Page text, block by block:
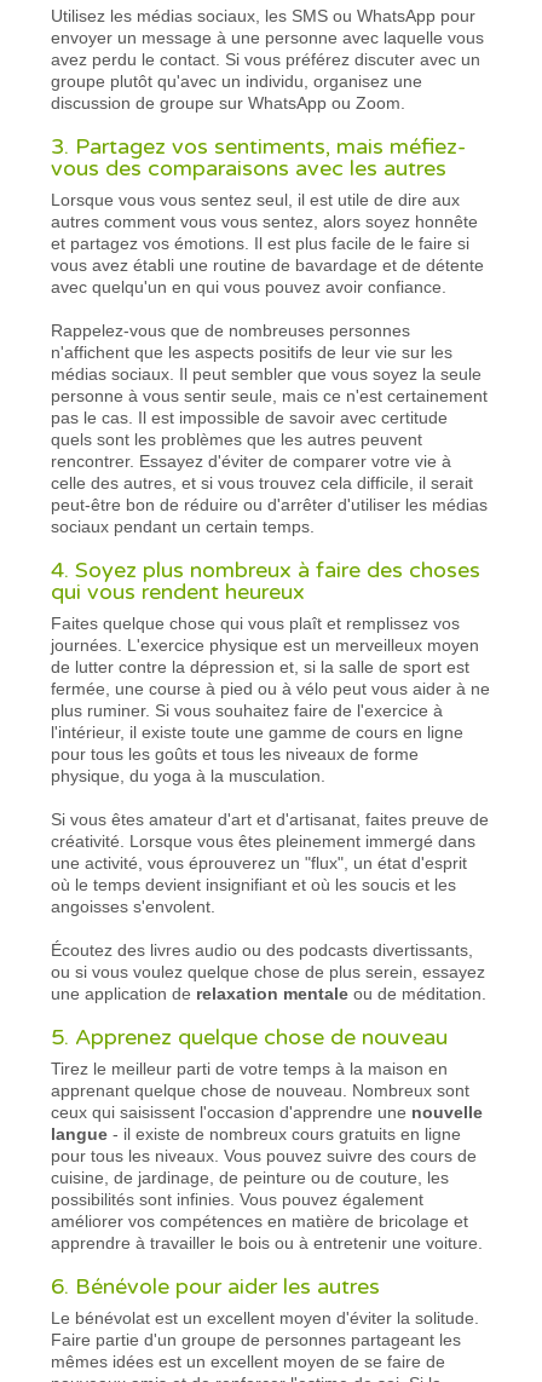
Utilisez les médias sociaux, les SMS ou WhatsApp pour
envoyer un message à une personne avec laquelle vous
avez perdu le contact. Si vous préférez discuter avec un
groupe plutôt qu'avec un individu, organisez une
discussion de groupe sur WhatsApp ou Zoom.
3. Partagez vos sentiments, mais méfiez-
vous des comparaisons avec les autres
Lorsque vous vous sentez seul, il est utile de dire aux
autres comment vous vous sentez, alors soyez honnête
et partagez vos émotions. Il est plus facile de le faire si
vous avez établi une routine de bavardage et de détente
avec quelqu'un en qui vous pouvez avoir confiance.
Rappelez-vous que de nombreuses personnes
n'affichent que les aspects positifs de leur vie sur les
médias sociaux. Il peut sembler que vous soyez la seule
personne à vous sentir seule, mais ce n'est certainement
pas le cas. Il est impossible de savoir avec certitude
quels sont les problèmes que les autres peuvent
rencontrer. Essayez d'éviter de comparer votre vie à
celle des autres, et si vous trouvez cela difficile, il serait
peut-être bon de réduire ou d'arrêter d'utiliser les médias
sociaux pendant un certain temps.
4. Soyez plus nombreux à faire des choses
qui vous rendent heureux
Faites quelque chose qui vous plaît et remplissez vos
journées. L'exercice physique est un merveilleux moyen
de lutter contre la dépression et, si la salle de sport est
fermée, une course à pied ou à vélo peut vous aider à ne
plus ruminer. Si vous souhaitez faire de l'exercice à
l'intérieur, il existe toute une gamme de cours en ligne
pour tous les goûts et tous les niveaux de forme
physique, du yoga à la musculation.
Si vous êtes amateur d'art et d'artisanat, faites preuve de
créativité. Lorsque vous êtes pleinement immergé dans
une activité, vous éprouverez un "flux", un état d'esprit
où le temps devient insignifiant et où les soucis et les
angoisses s'envolent.
Écoutez des livres audio ou des podcasts divertissants,
ou si vous voulez quelque chose de plus serein, essayez
une application de relaxation mentale ou de méditation.
5. Apprenez quelque chose de nouveau
Tirez le meilleur parti de votre temps à la maison en
apprenant quelque chose de nouveau. Nombreux sont
ceux qui saisissent l'occasion d'apprendre une nouvelle
langue - il existe de nombreux cours gratuits en ligne
pour tous les niveaux. Vous pouvez suivre des cours de
cuisine, de jardinage, de peinture ou de couture, les
possibilités sont infinies. Vous pouvez également
améliorer vos compétences en matière de bricolage et
apprendre à travailler le bois ou à entretenir une voiture.
6. Bénévole pour aider les autres
Le bénévolat est un excellent moyen d'éviter la solitude.
Faire partie d'un groupe de personnes partageant les
mêmes idées est un excellent moyen de se faire de